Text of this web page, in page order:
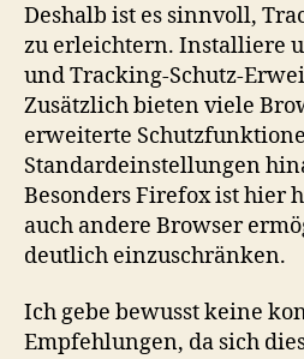
Deshalb ist es sinnvoll,
zu erleichtern. Installiere
und Tracking-Schutz-
Zusätzlich bieten viele
erweiterte
Standardeinstellungen
Besonders Firefox ist hier
auch andere Browser
deutlich einzuschränken.
Ich gebe bewusst keine
Empfehlungen, da sich